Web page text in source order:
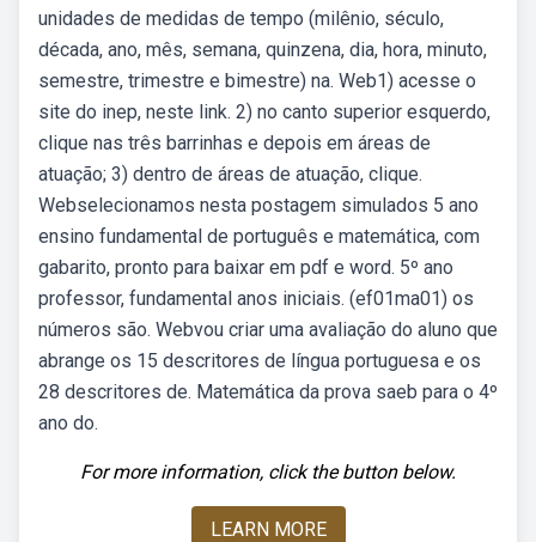
unidades de medidas de tempo (milênio, século,
década, ano, mês, semana, quinzena, dia, hora, minuto,
semestre, trimestre e bimestre) na. Web1) acesse o
site do inep, neste link. 2) no canto superior esquerdo,
clique nas três barrinhas e depois em áreas de
atuação; 3) dentro de áreas de atuação, clique.
Webselecionamos nesta postagem simulados 5 ano
ensino fundamental de português e matemática, com
gabarito, pronto para baixar em pdf e word. 5º ano
professor, fundamental anos iniciais. (ef01ma01) os
números são. Webvou criar uma avaliação do aluno que
abrange os 15 descritores de língua portuguesa e os
28 descritores de. Matemática da prova saeb para o 4º
ano do.
For more information, click the button below.
LEARN MORE